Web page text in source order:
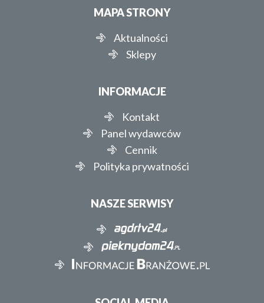
MAPA STRONY
Aktualności
Sklepy
INFORMACJE
Kontakt
Panel wydawców
Cennik
Polityka prywatności
NASZE SERWISY